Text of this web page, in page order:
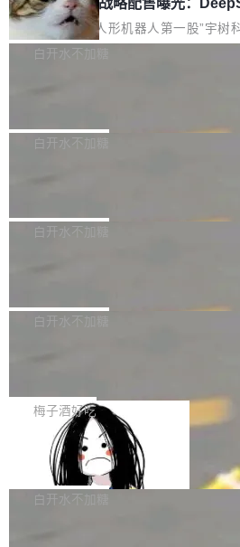
agent 有本质区别。大多数 agent
计是基于早期模型的能力—...
但它可能是主流开源项目中关于 AI 辅助
细致的一份规则。 政策的核心只有一句
可以用来分析、提炼、审阅、建议，但
不得生成涉及安全性的关键变更，除非
宇树科技 IPO 战略配售曝光：
ek 获配 93.3 万股，锁定 36 个月
8月6日晚间，“人形机器人第一股”宇树
有限公司披露IPO发行价格及战略配售结
36个月。 公告显示，本次宇树科技战略
员工参与设立的专项资产管理计划。其
获配9...
白开水不加糖
Bug fixes and enhancements 修复多次
一个回归问题，该问题导致拉取镜像时
题，该问题可能导致在旧版 Linux 内核...
白开水不加糖
e 孵化器项目管理委员会（IPMC）投票
P）！这一里程碑不仅标志着 Fluss 迈入
白开水不加糖
长期停止内容更新，未能实现其作为“AI
提交的编辑请求也长期处于待处理状态
pedia 于去年底上线，定位为由人工智
容的百科平台，被马斯克视为传统众包
维基百科的替代方案。Lawfare 调查发
热门页面还是低关注度页面，均未出现
白开水不加糖
是这样的：配 MessageSource 的
声明 LocaleResolver、注册
erceptor…五六步之后才能看到第一行
本。 Solon 换了个方式。整个 i18n 模
梅子酒好吃
Apache Doris 4.1 全面增强 Iceberg
支持 UPDATE、MERGE INTO 与
erg V3
Apache Doris 4.1 要补齐的，正是缺失
半。在已有查询能力的基础上，Doris 进
白开水不加糖